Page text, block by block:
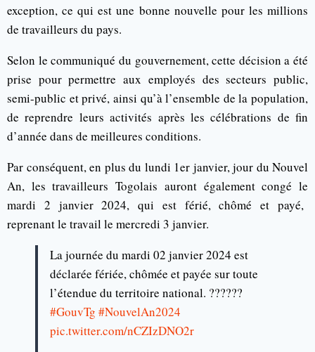
exception, ce qui est une bonne nouvelle pour les millions
de travailleurs du pays.
Selon le communiqué du gouvernement, cette décision a été
prise pour permettre aux employés des secteurs public,
semi-public et privé, ainsi qu’à l’ensemble de la population,
de reprendre leurs activités après les célébrations de fin
d’année dans de meilleures conditions.
Par conséquent, en plus du lundi 1er janvier, jour du Nouvel
An, les travailleurs Togolais auront également congé le
mardi 2 janvier 2024, qui est férié, chômé et payé,
reprenant le travail le mercredi 3 janvier.
La journée du mardi 02 janvier 2024 est
déclarée fériée, chômée et payée sur toute
l’étendue du territoire national. ??????
#GouvTg #NouvelAn2024
pic.twitter.com/nCZIzDNO2r